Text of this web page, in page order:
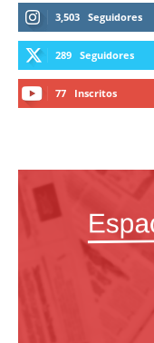
3,503 Seguidores
289 Seguidores
77 Inscritos